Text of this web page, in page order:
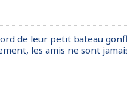
de leur petit bateau
les amis ne sont